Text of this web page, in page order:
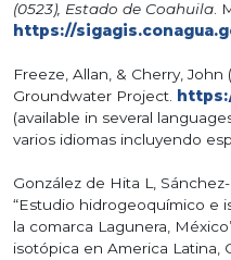
(0523), Estado de Coahuila .
https://
Freeze, Allan, & Cherry, John
Groundwater Project.
(available in several
varios idiomas incluyendo
González de Hita L,
“Estudio hidrogeoquímico e
la comarca Lagunera,
isotópica en America Latina,